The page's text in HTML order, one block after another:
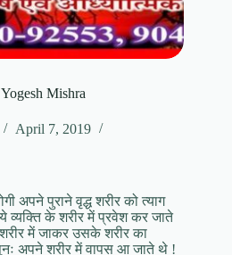
Mishra
April 7, 2019
अपने पुराने वृद्ध शरीर को त्याग
के शरीर में प्रवेश कर जाते
में जाकर उसके शरीर का
अपने शरीर में वापस आ जाते थे !